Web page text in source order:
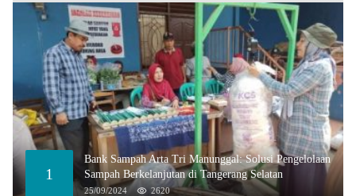
1
Bank Sampah Arta Tri Manunggal: Solusi Pengelolaan
Sampah Berkelanjutan di Tangerang Selatan
25/09/2024 2620